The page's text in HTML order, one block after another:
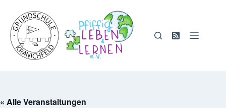
springen
« Alle Veranstaltungen